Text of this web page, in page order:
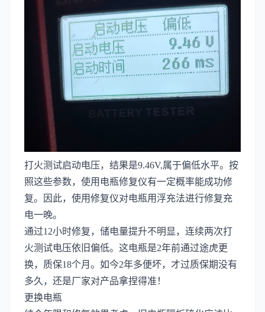
打火测试启动电压，结果是9.46V,属于偏低水平。按
照这些参数，使用电瓶修复仪有一定概率能成功修
复。因此，使用修复仪对电瓶用浮充法进行修复充
电一晚。
通过12小时修复，储电量提升不明显，连续两次打
火测试电压依旧偏低。这电瓶是2年前通过途虎更
换，质保18个月。如今2年多便坏，才过质保期没有
多久，还是厂家对产品拿捏得准！
更换电瓶